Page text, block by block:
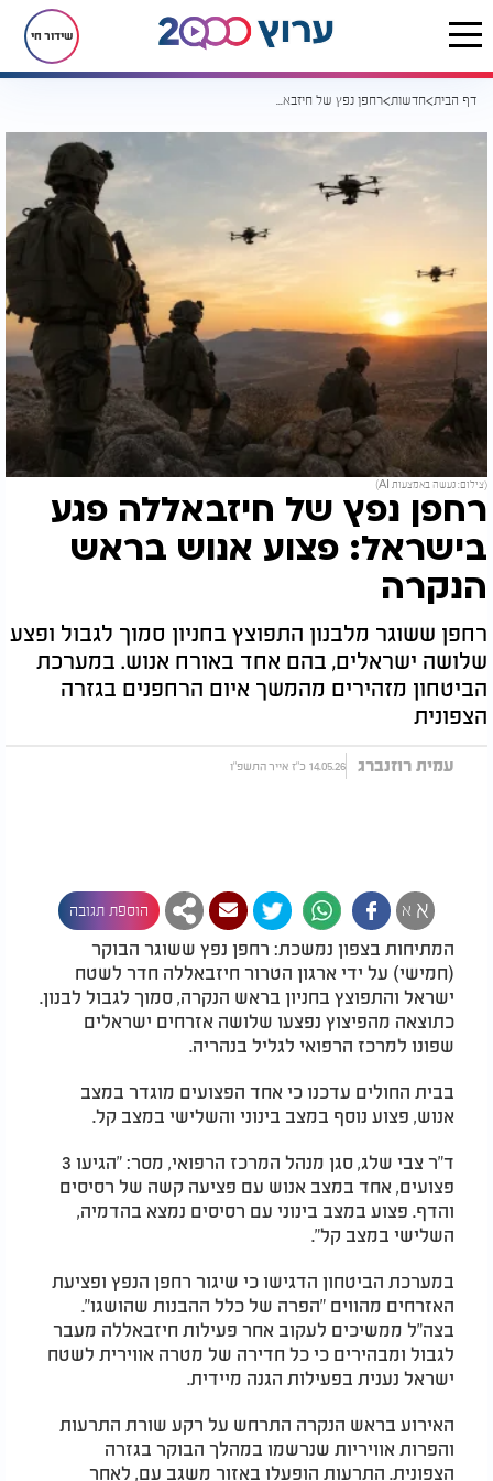
שידור חי
דף הבית חדשות רחפן נפץ של חיזבאללה פגע בישראל: פצוע אנוש בראש הנקרה
(צילום: נעשה באמצעות AI)
רחפן נפץ של חיזבאללה פגע
בישראל: פצוע אנוש בראש
הנקרה
רחפן ששוגר מלבנון התפוצץ בחניון סמוך לגבול ופצע
שלושה ישראלים, בהם אחד באורח אנוש. במערכת
הביטחון מזהירים מהמשך איום הרחפנים בגזרה
הצפונית
עמית רוזנברג 14.05.26 כ"ז אייר התשפ"ו
א א הוספת תגובה
המתיחות בצפון נמשכת: רחפן נפץ ששוגר הבוקר
(חמישי) על ידי ארגון הטרור חיזבאללה חדר לשטח
ישראל והתפוצץ בחניון בראש הנקרה, סמוך לגבול לבנון.
כתוצאה מהפיצוץ נפצעו שלושה אזרחים ישראלים
שפונו למרכז הרפואי לגליל בנהריה.
בבית החולים עדכנו כי אחד הפצועים מוגדר במצב
אנוש, פצוע נוסף במצב בינוני והשלישי במצב קל.
ד"ר צבי שלג, סגן מנהל המרכז הרפואי, מסר: "הגיעו 3
פצועים, אחד במצב אנוש עם פציעה קשה של רסיסים
והדף. פצוע במצב בינוני עם רסיסים נמצא בהדמיה,
השלישי במצב קל".
במערכת הביטחון הדגישו כי שיגור רחפן הנפץ ופציעת
האזרחים מהווים "הפרה של כלל ההבנות שהושגו".
בצה"ל ממשיכים לעקוב אחר פעילות חיזבאללה מעבר
לגבול ומבהירים כי כל חדירה של מטרה אווירית לשטח
ישראל נענית בפעילות הגנה מיידית.
האירוע בראש הנקרה התרחש על רקע שורת התרעות
והפרות אוויריות שנרשמו במהלך הבוקר בגזרה
הצפונית. התרעות הופעלו באזור משגב עם, לאחר